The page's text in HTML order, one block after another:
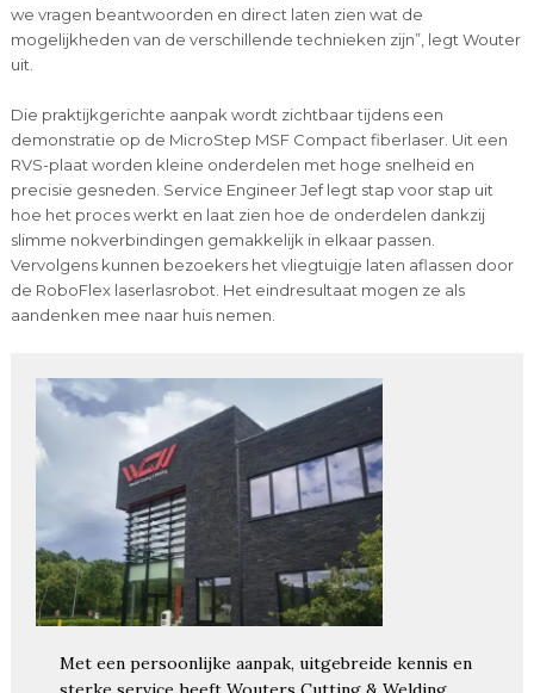
we vragen beantwoorden en direct laten zien wat de
mogelijkheden van de verschillende technieken zijn”, legt Wouter
uit.
Die praktijkgerichte aanpak wordt zichtbaar tijdens een
demonstratie op de MicroStep MSF Compact fiberlaser. Uit een
RVS-plaat worden kleine onderdelen met hoge snelheid en
precisie gesneden. Service Engineer Jef legt stap voor stap uit
hoe het proces werkt en laat zien hoe de onderdelen dankzij
slimme nokverbindingen gemakkelijk in elkaar passen.
Vervolgens kunnen bezoekers het vliegtuigje laten aflassen door
de RoboFlex laserlasrobot. Het eindresultaat mogen ze als
aandenken mee naar huis nemen.
Met een persoonlijke aanpak, uitgebreide kennis en